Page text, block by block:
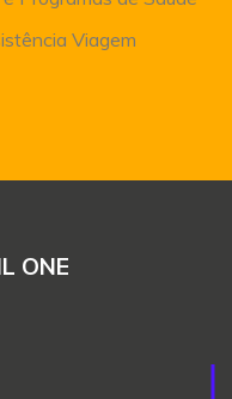
Viagem
ONE